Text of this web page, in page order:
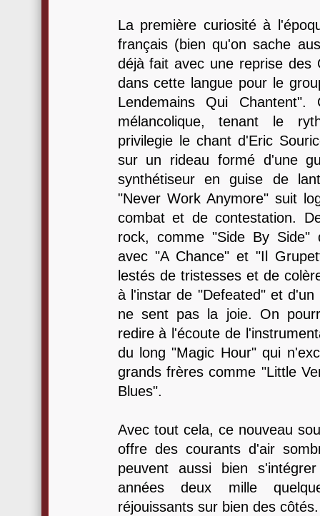
La première curiosité à
français (bien qu'on sache
déjà fait avec une reprise des
dans cette langue pour le
Lendemains Qui
mélancolique, tenant le
privilegie le chant d'Eric
sur un rideau formé d'une
synthétiseur en guise de
"Never Work Anymore" suit
combat et de contestation.
rock, comme "Side By Side"
avec "A Chance" et "Il
lestés de tristesses et de
à l'instar de "Defeated" et
ne sent pas la joie. On
redire à l'écoute de
du long "Magic Hour" qui
grands frères comme "Little
Blues".
Avec tout cela, ce nouveau
offre des courants d'air
peuvent aussi bien
années deux mille
réjouissants sur bien des côtés.